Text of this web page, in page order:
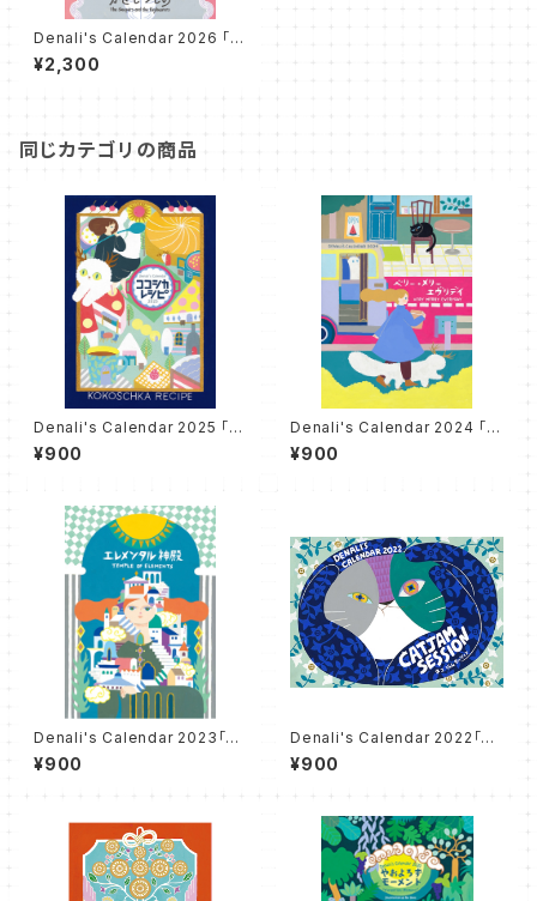
Denali's Calendar 2026 「ね
むれるもの、かぎもつもの」"Th
e Sleepers and the Keybe
¥2,300
同じカテゴリの商品
Denali's Calendar 2025 「コ
コシカ・レシピ」"KOKOSCHKA
RECIPE"
¥900
Denali's Calendar 2024 「ベ
リー・メリー・エヴリディ」"VERY
MERRY EVERYDAY"
¥900
Denali's Calendar 2023「エ
レメンタル神殿」
¥900
Denali's Calendar 2022「CA
T JAM SESSION 〜ネコジャ
ムセッション〜」
¥900